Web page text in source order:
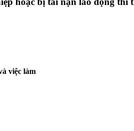
việc làm